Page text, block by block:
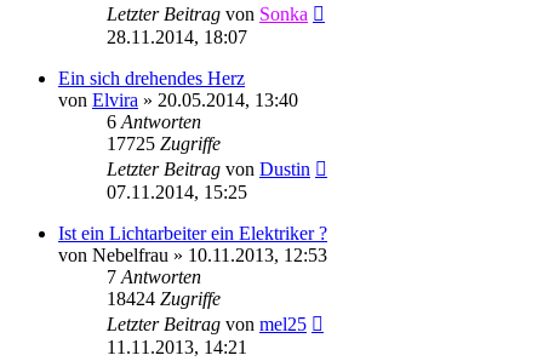
Letzter Beitrag von Sonka
28.11.2014, 18:07
Ein sich drehendes Herz
von Elvira » 20.05.2014, 13:40
6 Antworten
17725 Zugriffe
Letzter Beitrag von Dustin
07.11.2014, 15:25
Ist ein Lichtarbeiter ein Elektriker ?
von Nebelfrau » 10.11.2013, 12:53
7 Antworten
18424 Zugriffe
Letzter Beitrag von mel25
11.11.2013, 14:21